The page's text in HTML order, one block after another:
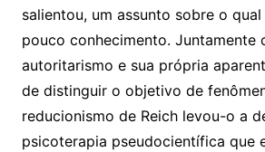
salientou, um assunto sobre o
pouco conhecimento. Juntamente
autoritarismo e sua própria
de distinguir o objetivo de
reducionismo de Reich levou-o a
psicoterapia pseudocientífica que